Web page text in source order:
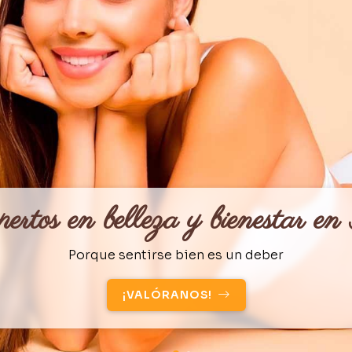
en belleza y bienestar
Porque sentirse bien es un deber
¡VALÓRANOS!